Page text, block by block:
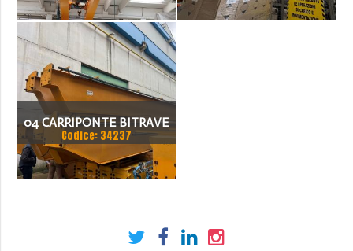
SCARTAMENTO 17.075 MM
PORTATA 5 TON
04 CARRIPONTE BITRAVE
DEMAG DA 6.3 A 10 TON
Codice: 34237